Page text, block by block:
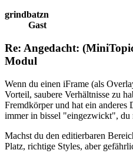
grindbatzn
Gast
Re: Angedacht:
Modul
Wenn du einen iFrame (als
Vorteil, saubere Verhältnisse zu
Fremdkörper und hat ein anderes
immer in bissel "eingezwickt", du
Machst du den editierbaren
Platz, richtige Styles, aber